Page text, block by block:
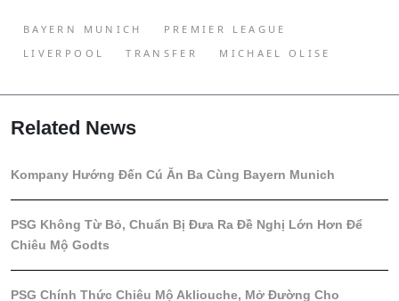
BAYERN MUNICH
PREMIER LEAGUE
LIVERPOOL
TRANSFER MICHAEL OLISE
Related News
Kompany Hướng Đến Cú Ăn Ba Cùng Bayern Munich
PSG Không Từ Bỏ, Chuẩn Bị Đưa Ra Đề Nghị Lớn Hơn Để
Chiêu Mộ Godts
PSG Chính Thức Chiêu Mộ Akliouche, Mở Đường Cho